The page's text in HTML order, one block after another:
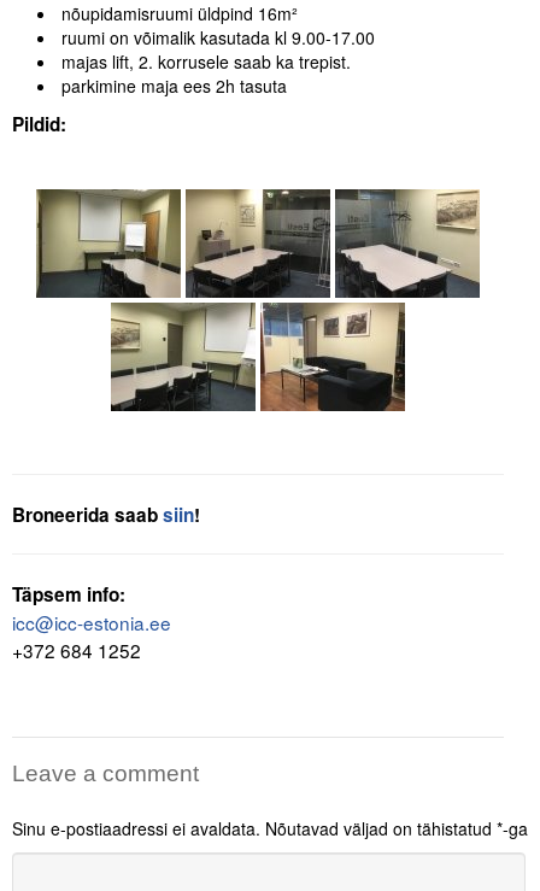
nõupidamisruumi üldpind 16m²
ruumi on võimalik kasutada kl 9.00-17.00
majas lift, 2. korrusele saab ka trepist.
parkimine maja ees 2h tasuta
Pildid:
Broneerida saabsiin!
Täpsem info:
icc@icc-estonia.ee
+372 684 1252
Leave a comment
Sinu e-postiaadressi ei avaldata. Nõutavad väljad on tähistatud *-ga